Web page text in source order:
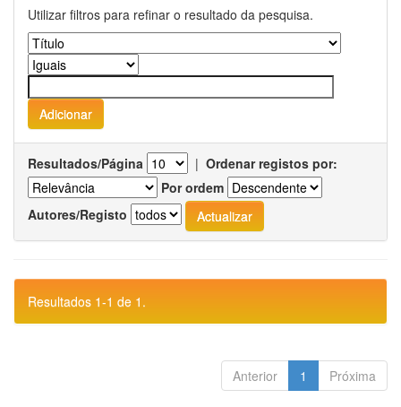
Utilizar filtros para refinar o resultado da pesquisa.
Resultados/Página | Ordenar registos por:
Por ordem
Autores/Registo
Resultados 1-1 de 1.
Anterior 1 Próxima